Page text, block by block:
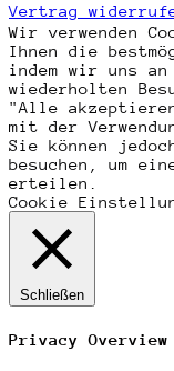
Vertrag
Wir verwenden
Ihnen die
indem wir uns
wiederholten
"Alle
mit der
Sie können
besuchen, um
erteilen.
Cookie
Schließen
Privacy Overview